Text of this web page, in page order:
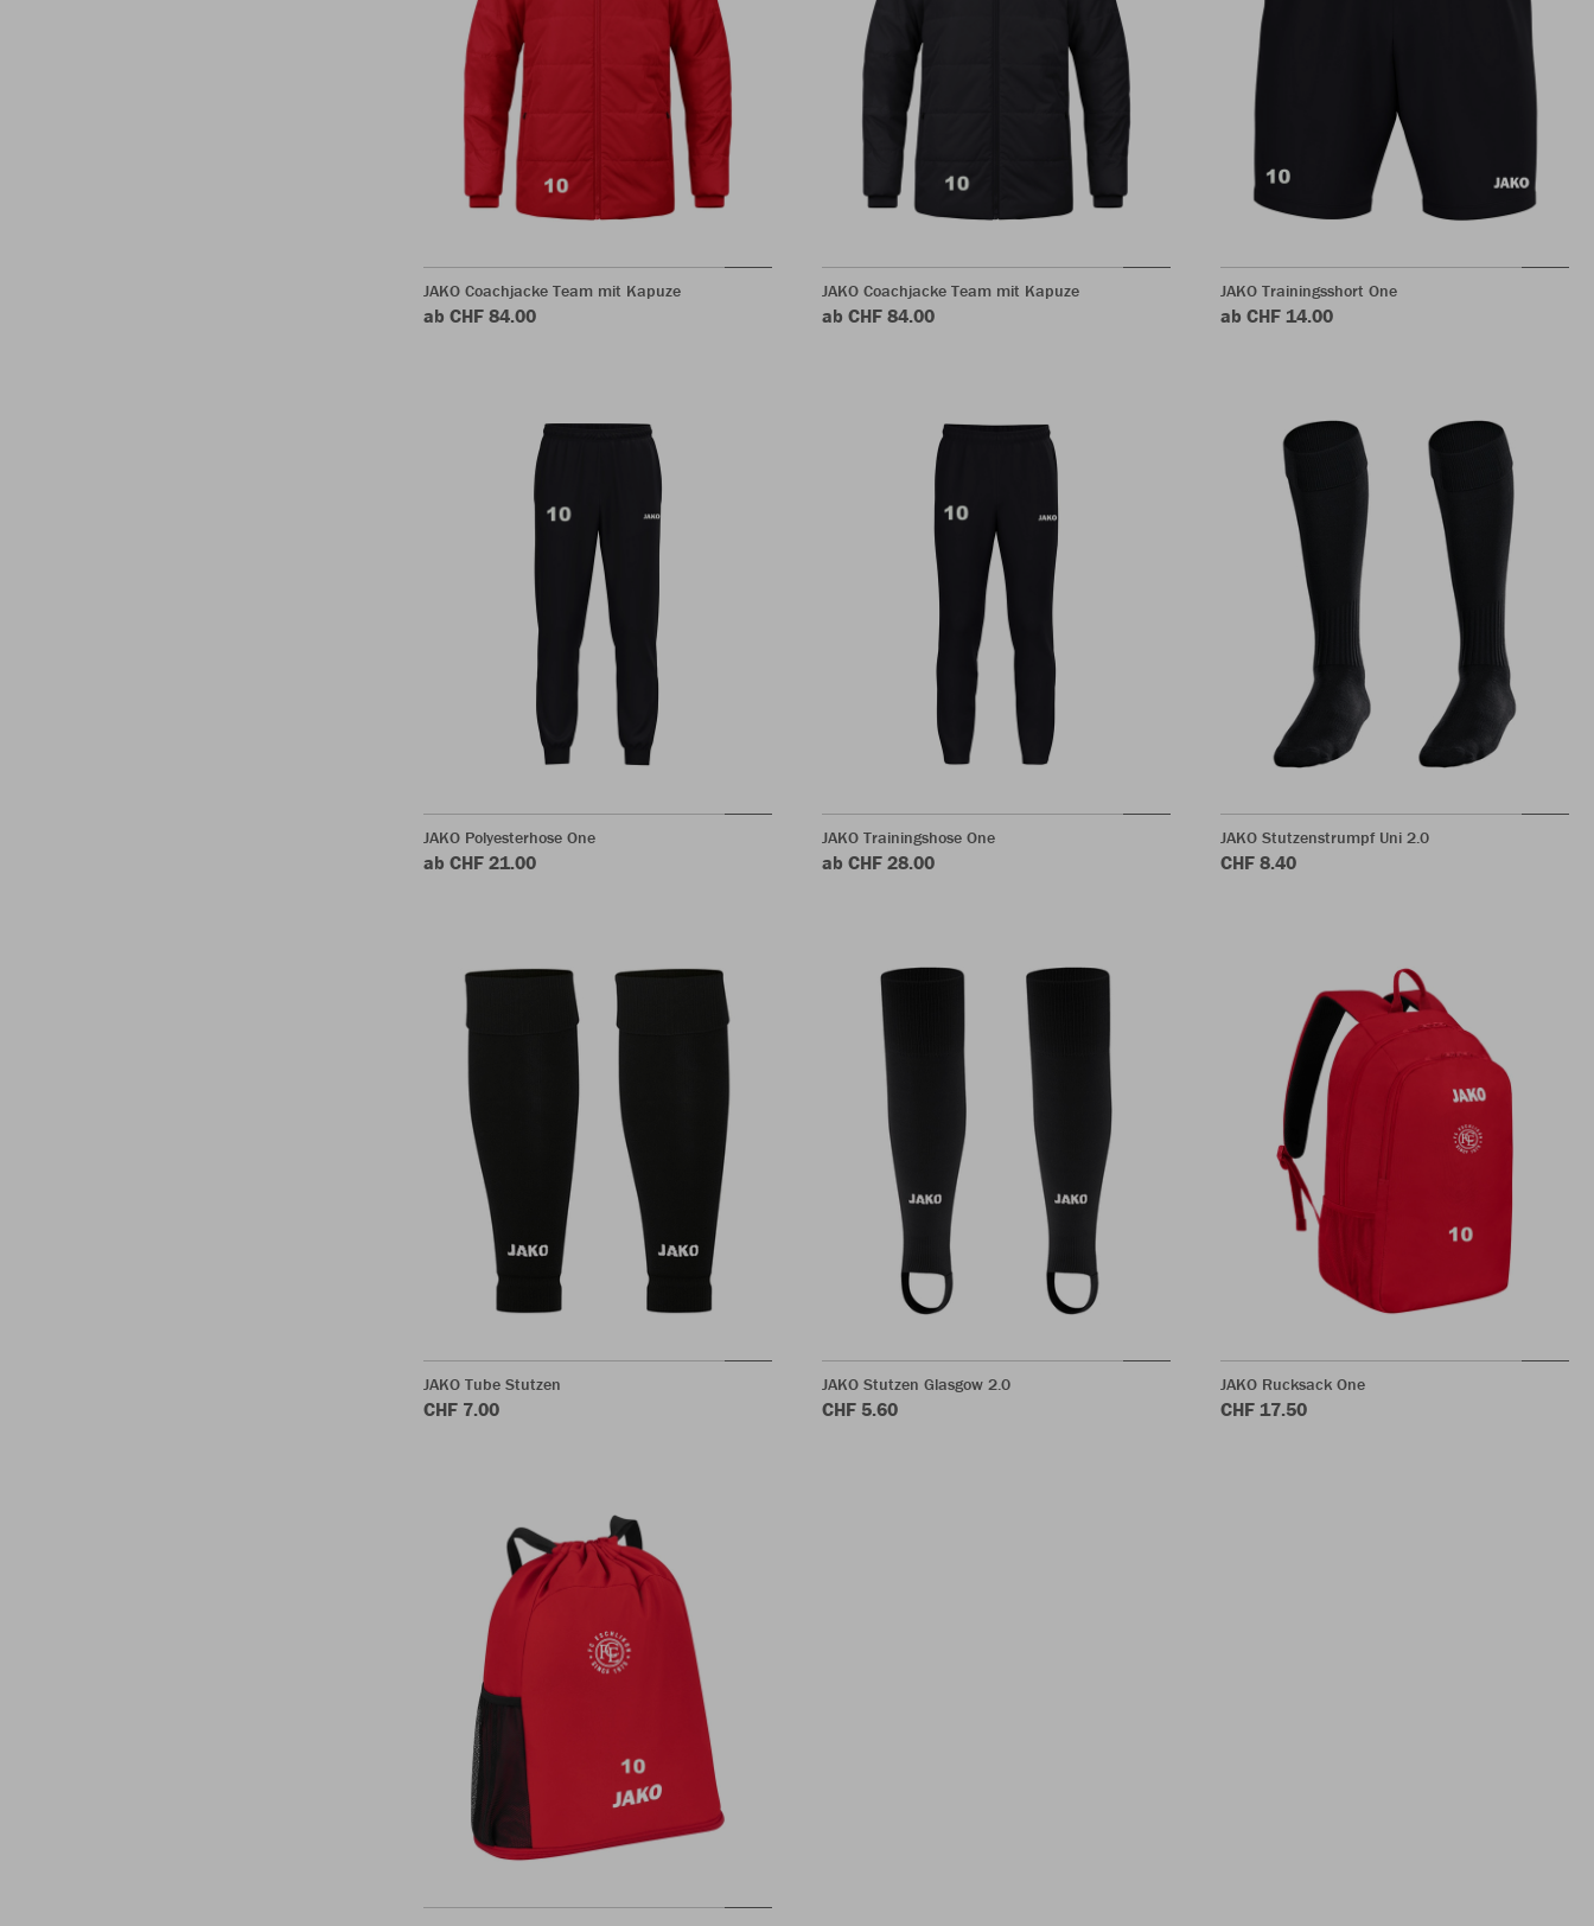
JAKO Coachjacke Team mit Kapuze
ab CHF 84.00
JAKO Coachjacke Team mit Kapuze
ab CHF 84.00
JAKO Trainingsshort One
ab CHF 14.00
JAKO Polyesterhose One
ab CHF 21.00
JAKO Trainingshose One
ab CHF 28.00
JAKO Stutzenstrumpf Uni 2.0
CHF 8.40
JAKO Tube Stutzen
CHF 7.00
JAKO Stutzen Glasgow 2.0
CHF 5.60
JAKO Rucksack One
CHF 17.50